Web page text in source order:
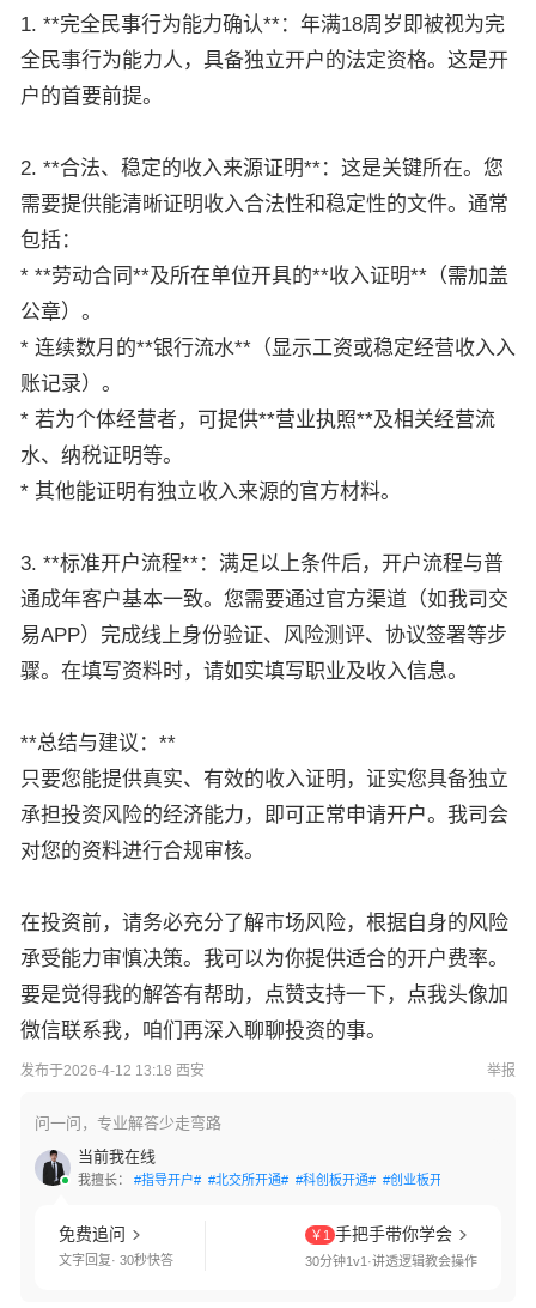
1. **完全民事行为能力确认**：年满18周岁即被视为完
全民事行为能力人，具备独立开户的法定资格。这是开
户的首要前提。
2. **合法、稳定的收入来源证明**：这是关键所在。您
需要提供能清晰证明收入合法性和稳定性的文件。通常
包括：
* **劳动合同**及所在单位开具的**收入证明**（需加盖
公章）。
* 连续数月的**银行流水**（显示工资或稳定经营收入入
账记录）。
* 若为个体经营者，可提供**营业执照**及相关经营流
水、纳税证明等。
* 其他能证明有独立收入来源的官方材料。
3. **标准开户流程**：满足以上条件后，开户流程与普
通成年客户基本一致。您需要通过官方渠道（如我司交
易APP）完成线上身份验证、风险测评、协议签署等步
骤。在填写资料时，请如实填写职业及收入信息。
**总结与建议：**
只要您能提供真实、有效的收入证明，证实您具备独立
承担投资风险的经济能力，即可正常申请开户。我司会
对您的资料进行合规审核。
在投资前，请务必充分了解市场风险，根据自身的风险
承受能力审慎决策。我可以为你提供适合的开户费率。
要是觉得我的解答有帮助，点赞支持一下，点我头像加
微信联系我，咱们再深入聊聊投资的事。
发布于2026-4-12 13:18 西安 举报
问一问，专业解答少走弯路
当前我在线
我擅长： #指导开户# #北交所开通# #科创板开通# #创业板开通#
免费追问
文字回复· 30秒快答
￥1 手把手带你学会
30分钟1v1·讲透逻辑教会操作